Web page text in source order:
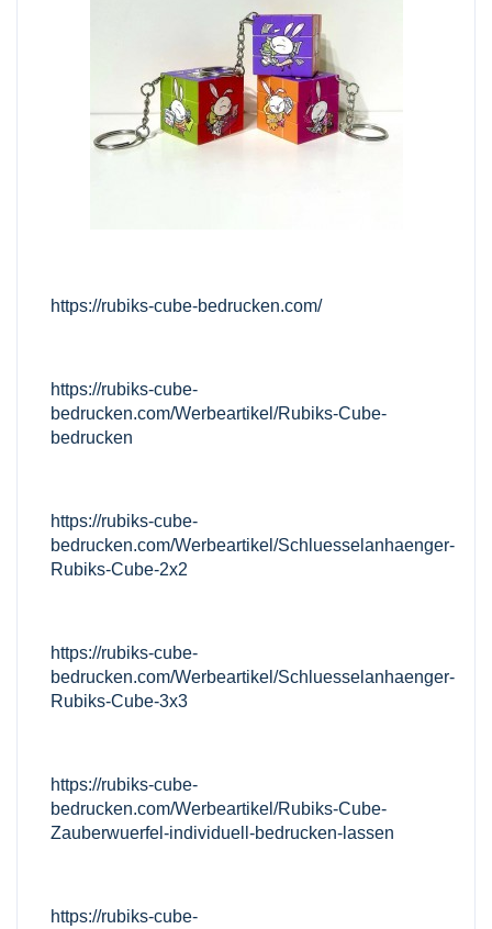
https://rubiks-cube-bedrucken.com/
https://rubiks-cube-
bedrucken.com/Werbeartikel/Rubiks-Cube-
bedrucken
https://rubiks-cube-
bedrucken.com/Werbeartikel/Schluesselanhaenger-
Rubiks-Cube-2x2
https://rubiks-cube-
bedrucken.com/Werbeartikel/Schluesselanhaenger-
Rubiks-Cube-3x3
https://rubiks-cube-
bedrucken.com/Werbeartikel/Rubiks-Cube-
Zauberwuerfel-individuell-bedrucken-lassen
https://rubiks-cube-